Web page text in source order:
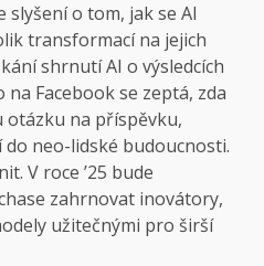
slyšení o tom, jak se AI
transformací na jejich
shrnutí AI o výsledcích
Facebook se zeptá, zda
otázku na příspěvku,
do neo-lidské budoucnosti.
V roce ’25 bude
zahrnovat inovátory,
užitečnými pro širší